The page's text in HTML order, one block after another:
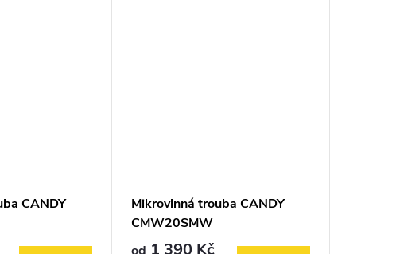
CANDY
Mikrovlnná trouba CANDY
CMW20SMW
od 1 390 Kč